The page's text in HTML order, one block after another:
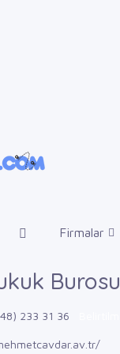
Firmalar
Burosu
233 31 36